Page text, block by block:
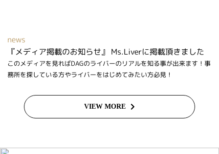
news
『メディア掲載のお知らせ』 Ms.Liverに掲載頂きました
このメディアを見ればDAGのライバーのリアルを知る事が出来ます！事
務所を探している方やライバーをはじめてみたい方必見！
VIEW MORE